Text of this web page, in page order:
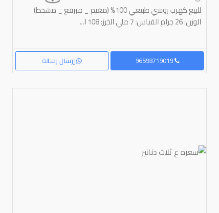
للبيع كهرب روسي طبيعي 100% (مغيم _ مبرقع _ مشخط)
الوزن: 26 جرام القياس: 7 ملي الخرز: 108 ا...
إرسال رسالة 96598719019